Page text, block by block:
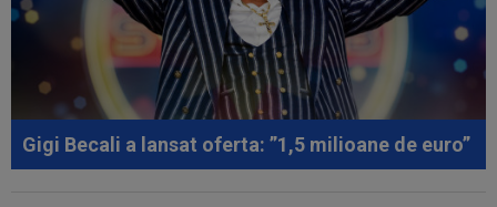
Gigi Becali a lansat oferta: ”1,5 milioane de euro”